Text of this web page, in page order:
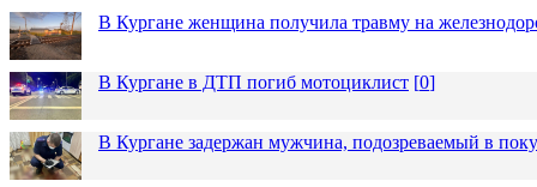
В Кургане женщина получила травму на
В Кургане в ДТП погиб мотоциклист [0]
В Кургане задержан мужчина, подозреваемый в